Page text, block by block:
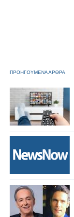
ΠΡΟΗΓΟΥΜΕΝΑ ΑΡΘΡΑ